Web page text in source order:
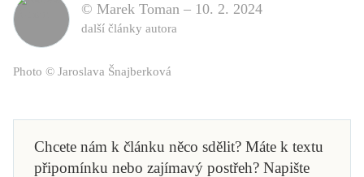
© Marek Toman – 10. 2. 2024
další články autora
Photo © Jaroslava Šnajberková
Chcete nám k článku něco sdělit? Máte k textu
připomínku nebo zajímavý postřeh? Napište